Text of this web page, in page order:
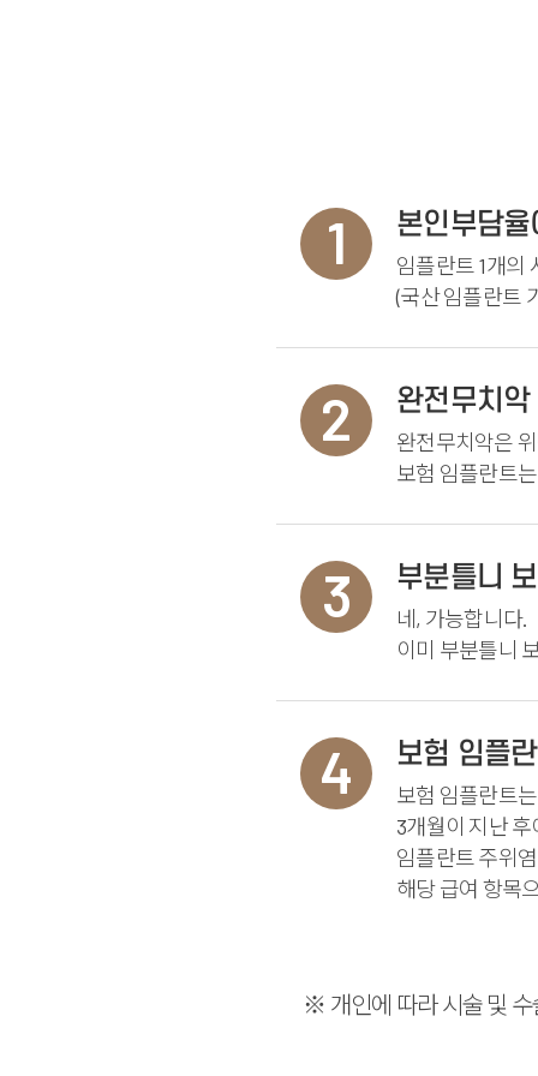
1 본인부담
임플란트 1개의
(국산 임플란트
2 완전무치
완전무치악은
보험 임플란트
3 부분틀니
네, 가능합니다.
이미 부분틀니
4 보험 임플
보험 임플란트
3개월이 지난
임플란트 주위
해당 급여 항목
※ 개인에 따라 시술 및 수